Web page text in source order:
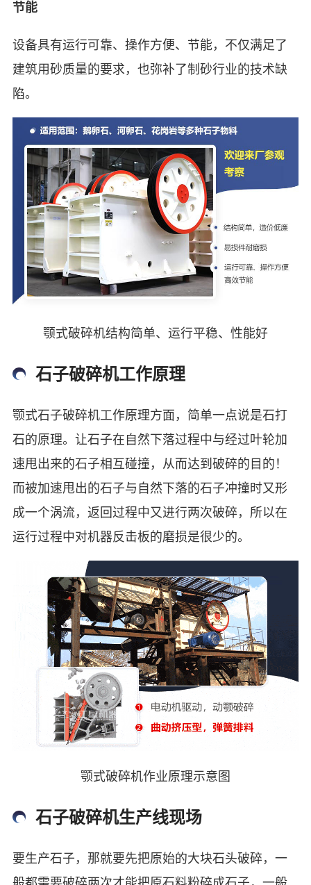
节能
设备具有运行可靠、操作方便、节能，不仅满足了
建筑用砂质量的要求，也弥补了制砂行业的技术缺
陷。
颚式破碎机结构简单、运行平稳、性能好
石子破碎机工作原理
颚式石子破碎机工作原理方面，简单一点说是石打
石的原理。让石子在自然下落过程中与经过叶轮加
速甩出来的石子相互碰撞，从而达到破碎的目的！
而被加速甩出的石子与自然下落的石子冲撞时又形
成一个涡流，返回过程中又进行两次破碎，所以在
运行过程中对机器反击板的磨损是很少的。
颚式破碎机作业原理示意图
石子破碎机生产线现场
要生产石子，那就要先把原始的大块石头破碎，一